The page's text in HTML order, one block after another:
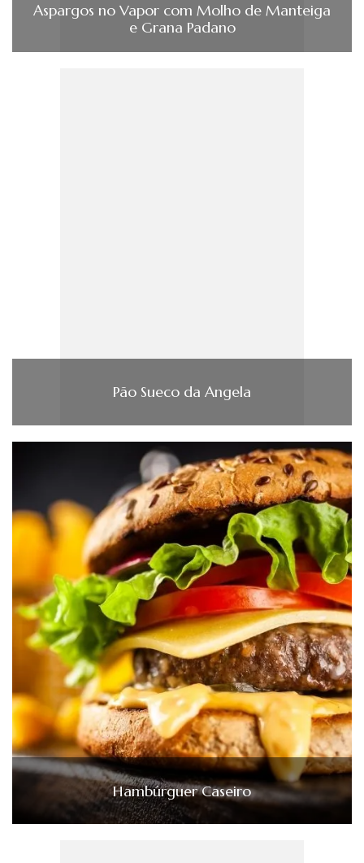
Aspargos no Vapor com Molho de Manteiga
e Grana Padano
Pão Sueco da Angela
Hambúrguer Caseiro